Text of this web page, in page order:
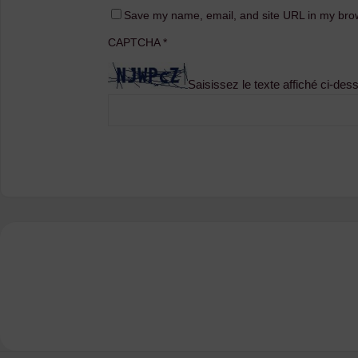
Save my name, email, and site URL in my
CAPTCHA*
Saisissez le texte affiché ci-